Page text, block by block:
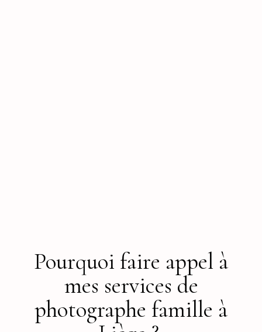
Pourquoi faire appel à
mes services de
photographe famille à